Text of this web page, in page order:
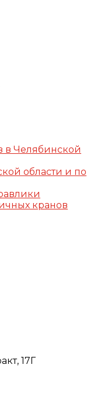
в Челябинской
области и по
кранов
17Г